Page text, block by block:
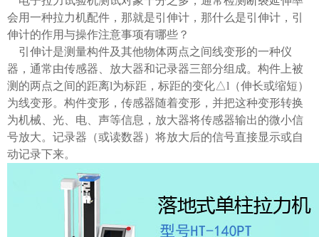
会用一种拉力机配件，那就是引伸计，那什么是引伸计，引
伸计的作用与操作注意事项有哪些？
引伸计是测量构件及其他物体两点之间线变形的一种仪
器，通常由传感器、放大器和记录器三部分组成。构件上被
测的两点之间的距离l为标距，标距的变化△l（伸长或缩短）
为线变形。构件变形，传感器随着变形，并把这种变形转换
为机械、光、电、声等信息，放大器将传感器输出的微小信
号放大。记录器（或读数器）将放大后的信号直接显示或自
动记录下来。